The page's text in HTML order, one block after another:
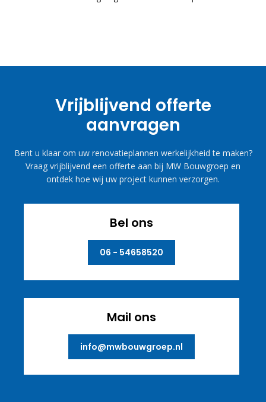
Vrijblijvend offerte
aanvragen
Bent u klaar om uw renovatieplannen werkelijkheid te maken?
Vraag vrijblijvend een offerte aan bij MW Bouwgroep en
ontdek hoe wij uw project kunnen verzorgen.
Bel ons
06 - 54658520
Mail ons
info@mwbouwgroep.nl